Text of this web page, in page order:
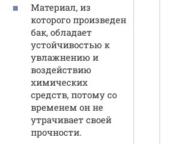
Материал, из
которого произведен
бак, обладает
устойчивостью к
увлажнению и
воздействию
химических
средств, потому со
временем он не
утрачивает своей
прочности.